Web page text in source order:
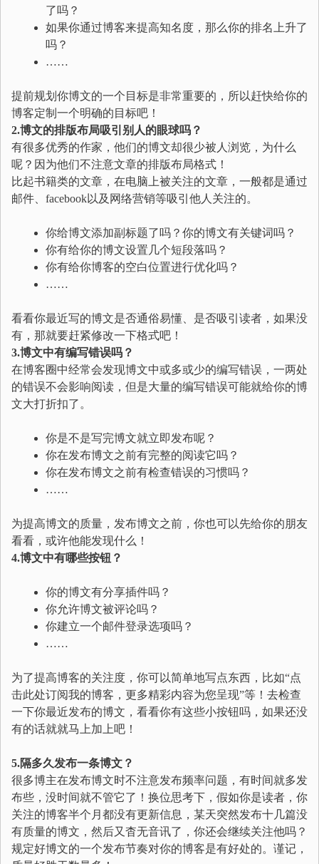
了吗？
如果你通过博客来提高知名度，那么你的排名上升了
吗？
……
提前规划你博文的一个目标是非常重要的，所以赶快给你的
博客定制一个明确的目标吧！
2.博文的排版布局吸引别人的眼球吗？
有很多优秀的作家，他们的博文却很少被人浏览，为什么
呢？因为他们不注意文章的排版布局格式！
比起书籍类的文章，在电脑上被关注的文章，一般都是通过
邮件、facebook以及网络营销等吸引他人关注的。
你给博文添加副标题了吗？你的博文有关键词吗？
你有给你的博文设置几个短段落吗？
你有给你博客的空白位置进行优化吗？
……
看看你最近写的博文是否通俗易懂、是否吸引读者，如果没
有，那就要赶紧修改一下格式吧！
3.博文中有编写错误吗？
在博客圈中经常会发现博文中或多或少的编写错误，一两处
的错误不会影响阅读，但是大量的编写错误可能就给你的博
文大打折扣了。
你是不是写完博文就立即发布呢？
你在发布博文之前有完整的阅读它吗？
你在发布博文之前有检查错误的习惯吗？
……
为提高博文的质量，发布博文之前，你也可以先给你的朋友
看看，或许他能发现什么！
4.博文中有哪些按钮？
你的博文有分享插件吗？
你允许博文被评论吗？
你建立一个邮件登录选项吗？
……
为了提高博客的关注度，你可以简单地写点东西，比如“点
击此处订阅我的博客，更多精彩内容为您呈现”等！去检查
一下你最近发布的博文，看看你有这些小按钮吗，如果还没
有的话就就马上加上吧！
5.隔多久发布一条博文？
很多博主在发布博文时不注意发布频率问题，有时间就多发
布些，没时间就不管它了！换位思考下，假如你是读者，你
关注的博客半个月都没有更新信息，某天突然发布十几篇没
有质量的博文，然后又杳无音讯了，你还会继续关注他吗？
规定好博文的一个发布节奏对你的博客是有好处的。谨记，